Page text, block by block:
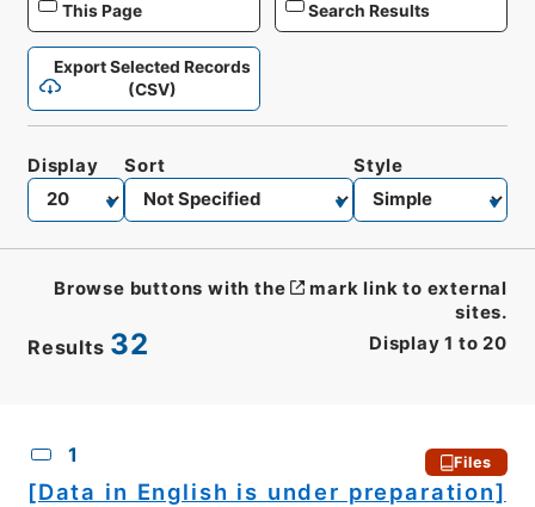
This Page
Search Results
Export Selected Records
(CSV)
Results 32 Display 1 to 20
Display Sort Style
Browse buttons with the
mark link to external
sites.
1 Files
[Data in English is under preparation]